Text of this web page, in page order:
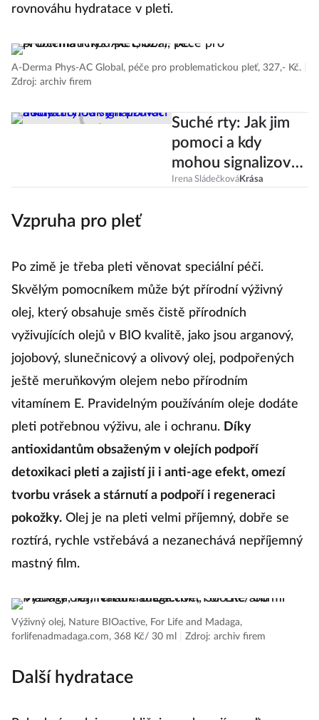
rovnováhu hydratace v pleti.
A-Derma Phys-AC Global, péče pro problematickou pleť, 327,- Kč.
Zdroj: archiv firem
Suché rty: Jak jim
pomoci a kdy
mohou signalizovat
nemoc?
Irena SládečkováKrása
Vzpruha pro pleť
Po zimě je třeba pleti věnovat speciální péči.
Skvělým pomocníkem může být přírodní výživný
olej, který obsahuje směs čistě přírodních
vyživujících olejů v BIO kvalitě, jako jsou arganový,
jojobový, slunečnicový a olivový olej, podpořených
ještě meruňkovým olejem nebo přírodním
vitamínem E. Pravidelným používáním oleje dodáte
pleti potřebnou výživu, ale i ochranu. Díky
antioxidantům obsaženým v olejích podpoří
detoxikaci pleti a zajistí ji i anti-age efekt, omezí
tvorbu vrásek a stárnutí a podpoří i regeneraci
pokožky. Olej je na pleti velmi příjemný, dobře se
roztírá, rychle vstřebává a nezanechává nepříjemný
mastný film.
Výživný olej, Nature BIOactive, For Life and Madaga,
forlifenadmadaga.com, 368 Kč/ 30 ml
Zdroj: archiv firem
Další hydratace